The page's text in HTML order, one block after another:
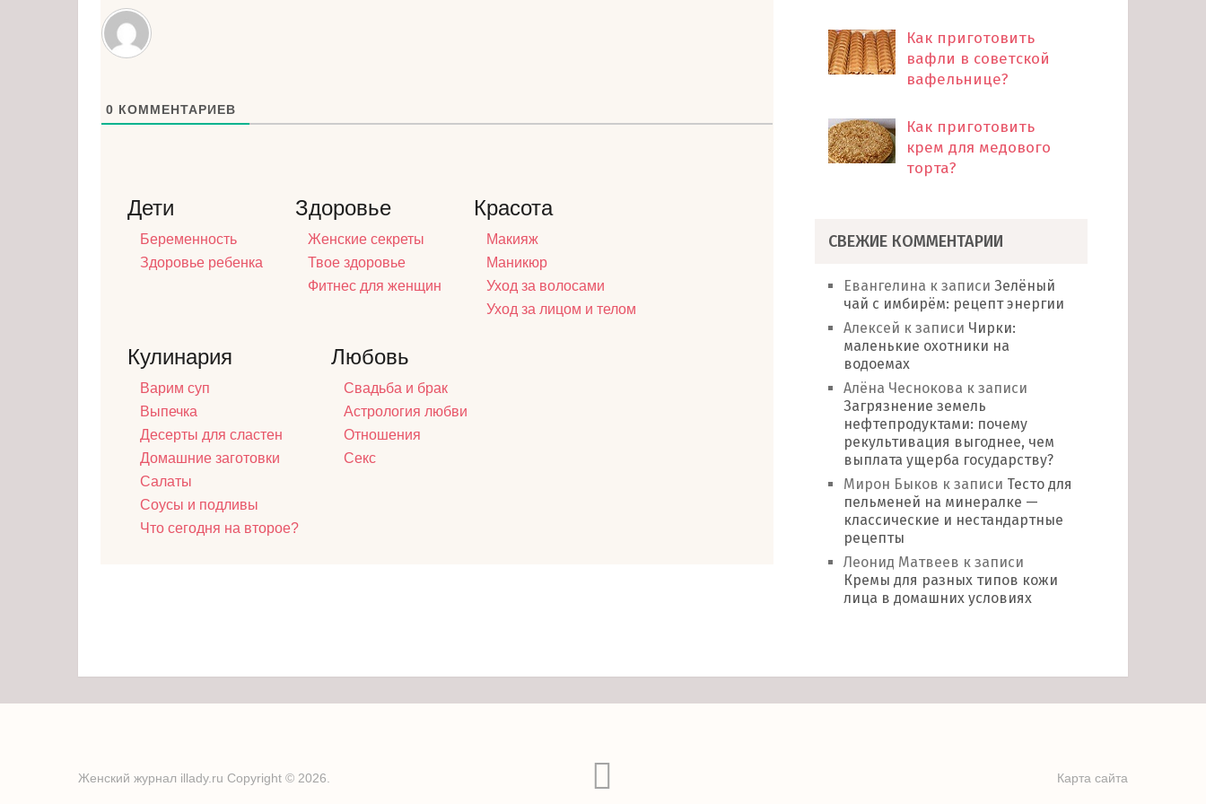
0 КОММЕНТАРИЕВ
Дети
Беременность
Здоровье ребенка
Здоровье
Женские секреты
Твое здоровье
Фитнес для женщин
Красота
Макияж
Маникюр
Уход за волосами
Уход за лицом и телом
Кулинария
Варим суп
Выпечка
Десерты для сластен
Домашние заготовки
Салаты
Соусы и подливы
Что сегодня на второе?
Любовь
Свадьба и брак
Астрология любви
Отношения
Секс
Как приготовить
вафли в советской
вафельнице?
Как приготовить
крем для медового
торта?
СВЕЖИЕ КОММЕНТАРИИ
Евангелина к записиЗелёный
чай с имбирём: рецепт энергии
Алексей к записи Чирки:
маленькие охотники на
водоемах
Алёна Чеснокова к записи
Загрязнение земель
нефтепродуктами: почему
рекультивация выгоднее, чем
выплата ущерба государству?
Мирон Быков к записи Тесто для
пельменей на минералке —
классические и нестандартные
рецепты
Леонид Матвеев к записи
Кремы для разных типов кожи
лица в домашних условиях
Женский журнал illady.ru Copyright © 2026. Карта сайта